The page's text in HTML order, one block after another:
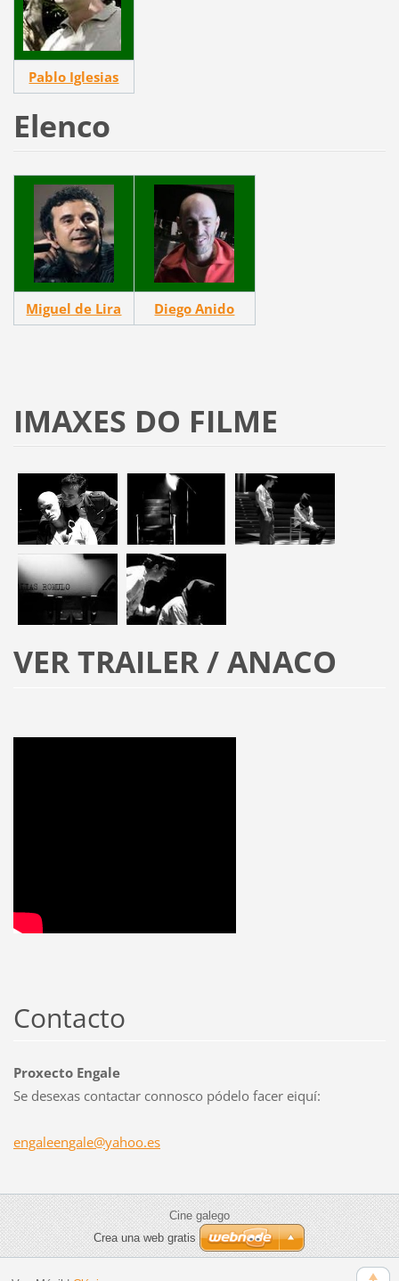
Pablo Iglesias
Elenco
Miguel de Lira Diego Anido
IMAXES DO FILME
VER TRAILER / ANACO
Contacto
Proxecto Engale
Se desexas contactar connosco pódelo facer eiquí:
engaleengale@yahoo.es
Cine galego
Crea una web gratis